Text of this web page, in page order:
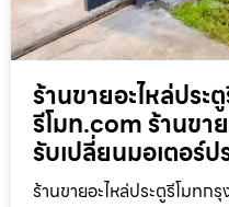
ร้านขายอะไหล่ประ
รีโมท.com ร้านขา
รับเปลี่ยนมอเตอร์ป
ร้านขายอะไหล่ประตูรีโมทก